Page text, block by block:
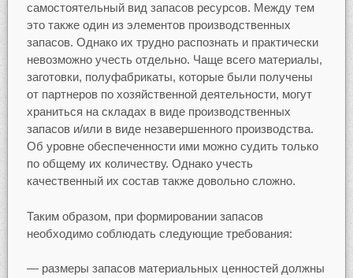
самостоятельный вид запасов ресурсов. Между тем
это также один из элементов производственных
запасов. Однако их трудно распознать и практически
невозможно учесть отдельно. Чаще всего материалы,
заготовки, полуфабрикаты, которые были получены
от партнеров по хозяйственной деятельности, могут
храниться на складах в виде производственных
запасов и/или в виде незавершенного производства.
Об уровне обеспеченности ими можно судить только
по общему их количеству. Однако учесть
качественный их состав также довольно сложно.
Таким образом, при формировании запасов
необходимо соблюдать следующие требования:
— размеры запасов материальных ценностей должны